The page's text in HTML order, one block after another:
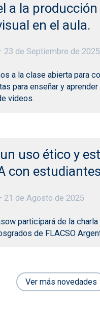
a la producción
en el aula.
23 de Septiembre de 2025
a la clase abierta para
para enseñar y
videos.
uso ético y
con
21 de Agosto de 2025
participará de la
de FLACSO
Ver más novedades